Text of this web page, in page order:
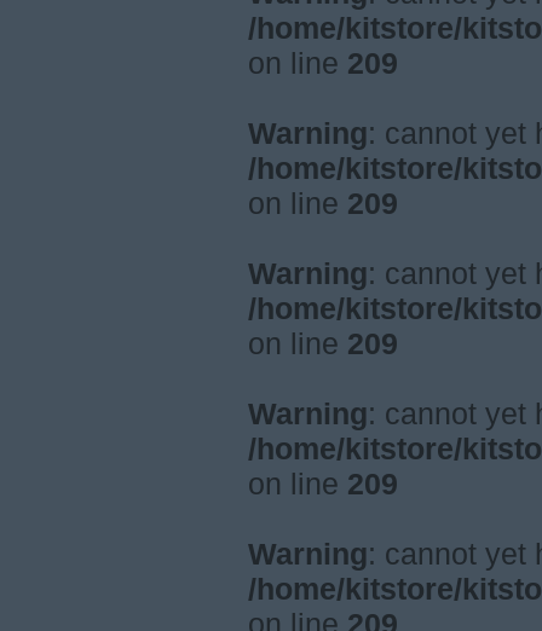
/home/kitstore/
on line 209
Warning: cannot yet
/home/kitstore/
on line 209
Warning: cannot yet
/home/kitstore/
on line 209
Warning: cannot yet
/home/kitstore/
on line 209
Warning: cannot yet
/home/kitstore/
on line 209